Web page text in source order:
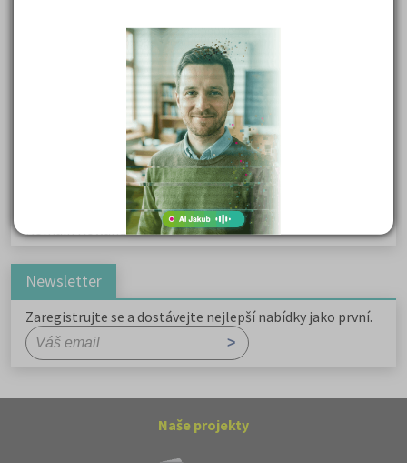
Kritika hry M. L. King v Salesiánském divadle
Důležité reakce organických sloučenin a jejich význam
Zákonitosti v elektronové struktuře
Základní charakteristiky obyvatelstva a geografie sídel
Karel Hynek Mácha: Máj
Karel Havlíček Borovský: Tyrolské elegie
Romain Rolland: Petr a Lucie
Newsletter
Zaregistrujte se a dostávejte nejlepší nabídky jako první.
Naše projekty